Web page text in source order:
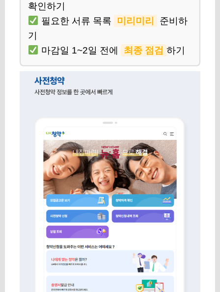
확인하기
필요한 서류 목록
미리미리
준비하
기
마감일 1~2일 전에
최종 점검 하기